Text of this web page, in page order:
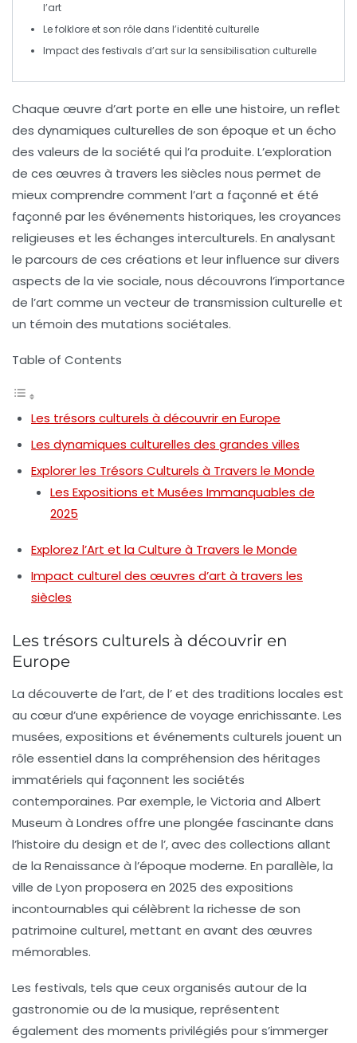
l’art
Lefolklore et son rôle dans l’identité culturelle
Impact des festivals d’art sur la sensibilisation culturelle
Chaque œuvre d’art porte en elle une histoire, un reflet
des dynamiques culturelles de son époque et un écho
des valeurs de la société qui l’a produite. L’exploration
de ces œuvres à travers les siècles nous permet de
mieux comprendre comment l’art a façonné et été
façonné par les événements historiques, les croyances
religieuses et les échanges interculturels. En analysant
le parcours de ces créations et leur influence sur divers
aspects de la vie sociale, nous découvrons l’importance
de l’art comme un vecteur de transmission culturelle et
un témoin des mutations sociétales.
Table of Contents
Les trésors culturels à découvrir en Europe
Les dynamiques culturelles des grandes villes
Explorer les Trésors Culturels à Travers le Monde
Les Expositions et Musées Immanquables de
2025
Explorez l’Art et la Culture à Travers le Monde
Impact culturel des œuvres d’art à travers les
siècles
Les trésors culturels à découvrir en
Europe
La découverte de l’art, de l’et des traditions locales est
au cœur d’une expérience de voyage enrichissante. Les
musées, expositions et événements culturels jouent un
rôle essentiel dans la compréhension des héritages
immatériels qui façonnent les sociétés
contemporaines. Par exemple, le Victoria and Albert
Museum à Londres offre une plongée fascinante dans
l’histoire du design et de l’, avec des collections allant
de la Renaissance à l’époque moderne. En parallèle, la
ville de Lyon proposera en 2025 des expositions
incontournables qui célèbrent la richesse de son
patrimoine culturel, mettant en avant des œuvres
mémorables.
Les festivals, tels que ceux organisés autour de la
gastronomie ou de la musique, représentent
également des moments privilégiés pour s’immerger